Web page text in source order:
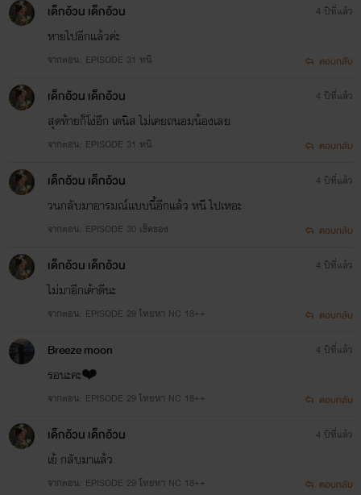
เด็กอ้วน เด็กอ้วน
หายไปอีกแล้วค่ะ
จากตอน: EPISODE 31 หนี
4 ปีที่แล้ว
ตอบกลับ
เด็กอ้วน เด็กอ้วน
สุดท้ายก็โง่อีก เดนิส ไม่เคยถนอมน้องเลย
จากตอน: EPISODE 31 หนี
4 ปีที่แล้ว
ตอบกลับ
เด็กอ้วน เด็กอ้วน
วนกลับมาอารมณ์แบบนี้อีกแล้ว หนี ไปเหอะ
จากตอน: EPISODE 30 เช็คของ
4 ปีที่แล้ว
ตอบกลับ
เด็กอ้วน เด็กอ้วน
ไม่มาอีกเค้าตีนะ
จากตอน: EPISODE 29 โหยหา NC 18++
4 ปีที่แล้ว
ตอบกลับ
Breeze moon
รอนะคะ❤️
จากตอน: EPISODE 29 โหยหา NC 18++
4 ปีที่แล้ว
ตอบกลับ
เด็กอ้วน เด็กอ้วน
เย้ กลับมาแล้ว
จากตอน: EPISODE 29 โหยหา NC 18++
4 ปีที่แล้ว
ตอบกลับ